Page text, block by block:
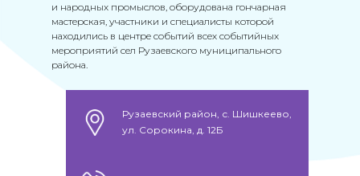
и народных промыслов, оборудована гончарная
мастерская, участники и специалисты которой
находились в центре событий всех событийных
мероприятий сел Рузаевского муниципального
района.
Рузаевский район, с. Шишкеево,
ул. Сорокина, д. 12Б